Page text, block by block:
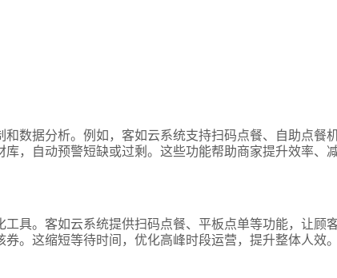
数据分析。例如，客如云系统支持扫码点餐、自助点餐
，自动预警短缺或过剩。这些功能帮助商家提升效率、
具。客如云系统提供扫码点餐、平板点单等功能，让顾
。这缩短等待时间，优化高峰时段运营，提升整体人效。